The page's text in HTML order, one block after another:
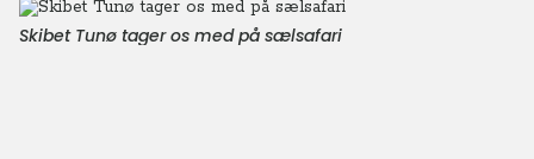
Skibet Tunø tager os med på sælsafari